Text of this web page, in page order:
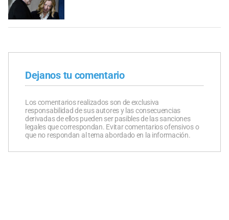
Dejanos tu comentario
Los comentarios realizados son de exclusiva
responsabilidad de sus autores y las consecuencias
derivadas de ellos pueden ser pasibles de las sanciones
legales que correspondan. Evitar comentarios ofensivos o
que no respondan al tema abordado en la información.